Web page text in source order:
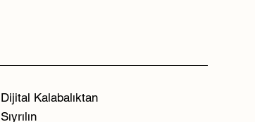
Dijital Kalabalıktan
Sıyrılın